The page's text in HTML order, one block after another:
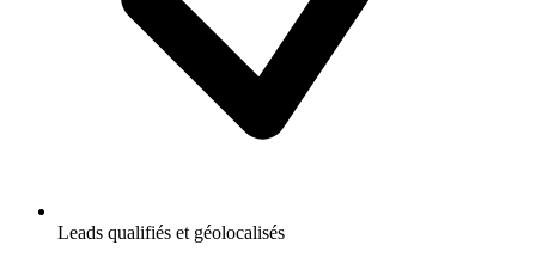
Leads qualifiés et géolocalisés